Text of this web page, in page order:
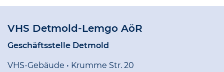
VHS Detmold-Lemgo AöR
Geschäftsstelle Detmold
VHS-Gebäude • Krumme Str. 20